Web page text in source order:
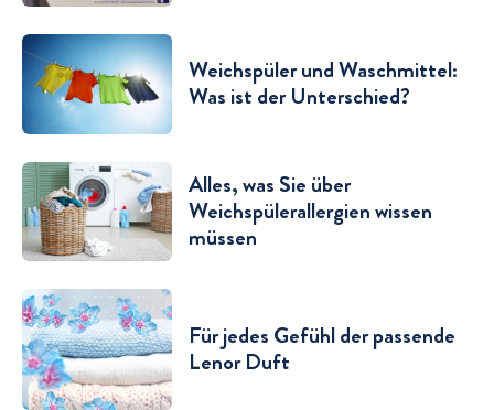
Weichspüler und Waschmittel:
Was ist der Unterschied?
Alles, was Sie über
Weichspülerallergien wissen
müssen
Für jedes Gefühl der passende
Lenor Duft